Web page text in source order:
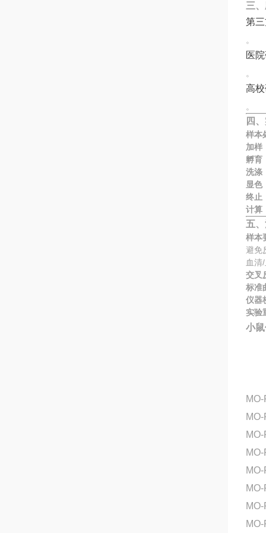
三
第
。
医
。
高
。
四
样本
加样
孵育
洗涤
显色
终止
计算
五
样本
避免
血清
交叉
标准
仪器
实验
小